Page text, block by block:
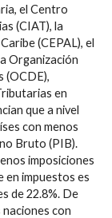
el Centro
(CIAT), la
(CEPAL), el
Organización
(OCDE),
en
que a nivel
con menos
Bruto (PIB).
imposiciones
en impuestos es
de 22.8%. De
con